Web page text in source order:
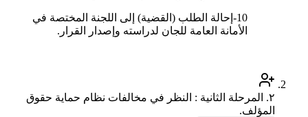
10-إحالة الطلب (القضية) إلى اللجنة المختصة في
الأمانة العامة للجان لدراسته وإصدار القرار.
٢.
المرحلة الثانية : النظر في مخالفات نظام حماية حقوق
المؤلف.